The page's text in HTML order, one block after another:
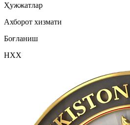
Ҳужжатлар
Ахборот хизмати
Боғланиш
НХХ